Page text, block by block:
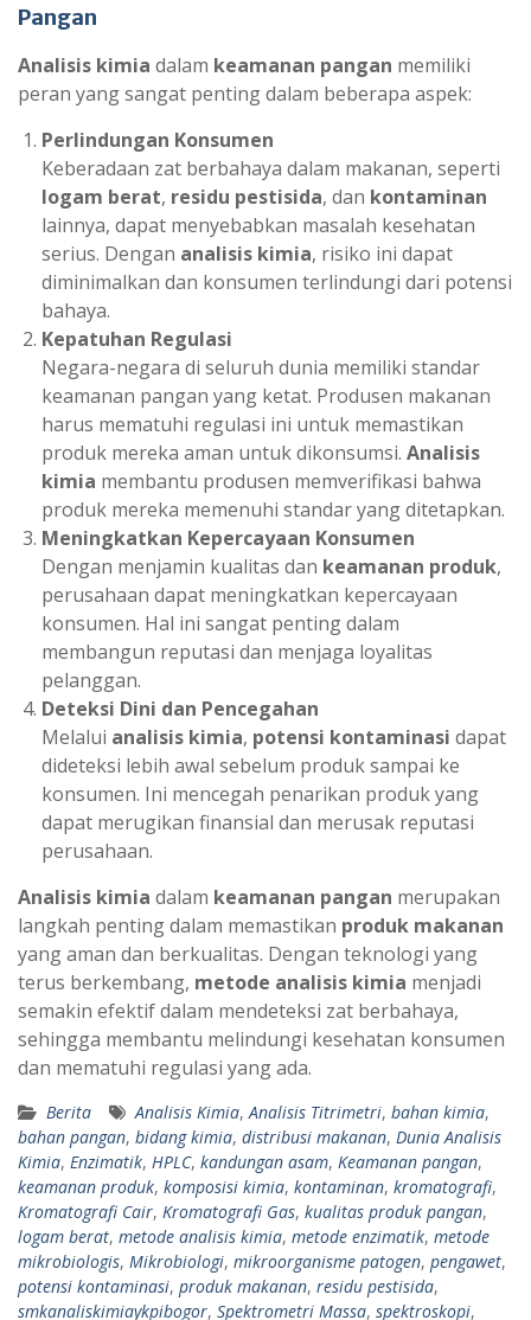
Pangan
Analisis kimia dalam keamanan pangan memiliki
peran yang sangat penting dalam beberapa aspek:
Perlindungan Konsumen
Keberadaan zat berbahaya dalam makanan, seperti
logam berat, residu pestisida, dan kontaminan
lainnya, dapat menyebabkan masalah kesehatan
serius. Dengan analisis kimia, risiko ini dapat
diminimalkan dan konsumen terlindungi dari potensi
bahaya.
Kepatuhan Regulasi
Negara-negara di seluruh dunia memiliki standar
keamanan pangan yang ketat. Produsen makanan
harus mematuhi regulasi ini untuk memastikan
produk mereka aman untuk dikonsumsi. Analisis
kimia membantu produsen memverifikasi bahwa
produk mereka memenuhi standar yang ditetapkan.
Meningkatkan Kepercayaan Konsumen
Dengan menjamin kualitas dan keamanan produk,
perusahaan dapat meningkatkan kepercayaan
konsumen. Hal ini sangat penting dalam
membangun reputasi dan menjaga loyalitas
pelanggan.
Deteksi Dini dan Pencegahan
Melalui analisis kimia, potensi kontaminasi dapat
dideteksi lebih awal sebelum produk sampai ke
konsumen. Ini mencegah penarikan produk yang
dapat merugikan finansial dan merusak reputasi
perusahaan.
Analisis kimia dalam keamanan pangan merupakan
langkah penting dalam memastikan produk makanan
yang aman dan berkualitas. Dengan teknologi yang
terus berkembang, metode analisis kimia menjadi
semakin efektif dalam mendeteksi zat berbahaya,
sehingga membantu melindungi kesehatan konsumen
dan mematuhi regulasi yang ada.
Berita Analisis Kimia, Analisis Titrimetri, bahan kimia,
bahan pangan, bidang kimia, distribusi makanan, Dunia Analisis
Kimia, Enzimatik, HPLC, kandungan asam, Keamanan pangan,
keamanan produk, komposisi kimia, kontaminan, kromatografi,
Kromatografi Cair, Kromatografi Gas, kualitas produk pangan,
logam berat, metode analisis kimia, metode enzimatik, metode
mikrobiologis, Mikrobiologi, mikroorganisme patogen, pengawet,
potensi kontaminasi, produk makanan, residu pestisida,
smkanaliskimiaykpibogor, Spektrometri Massa, spektroskopi,